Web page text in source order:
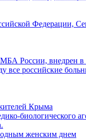
Федерации,
России, внедрен
все российские
Крыма
биологического
женским днем